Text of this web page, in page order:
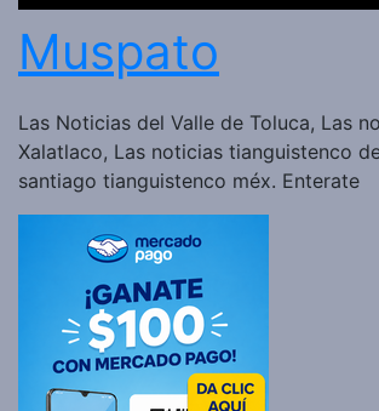
Muspato
Las Noticias del Valle de Toluca, Las
Xalatlaco, Las noticias tianguistenco
santiago tianguistenco méx. Enterate